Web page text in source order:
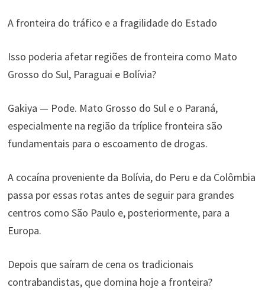
A fronteira do tráfico e a fragilidade do Estado
Isso poderia afetar regiões de fronteira como Mato
Grosso do Sul, Paraguai e Bolívia?
Gakiya — Pode. Mato Grosso do Sul e o Paraná,
especialmente na região da tríplice fronteira são
fundamentais para o escoamento de drogas.
A cocaína proveniente da Bolívia, do Peru e da Colômbia
passa por essas rotas antes de seguir para grandes
centros como São Paulo e, posteriormente, para a
Europa.
Depois que saíram de cena os tradicionais
contrabandistas, que domina hoje a fronteira?